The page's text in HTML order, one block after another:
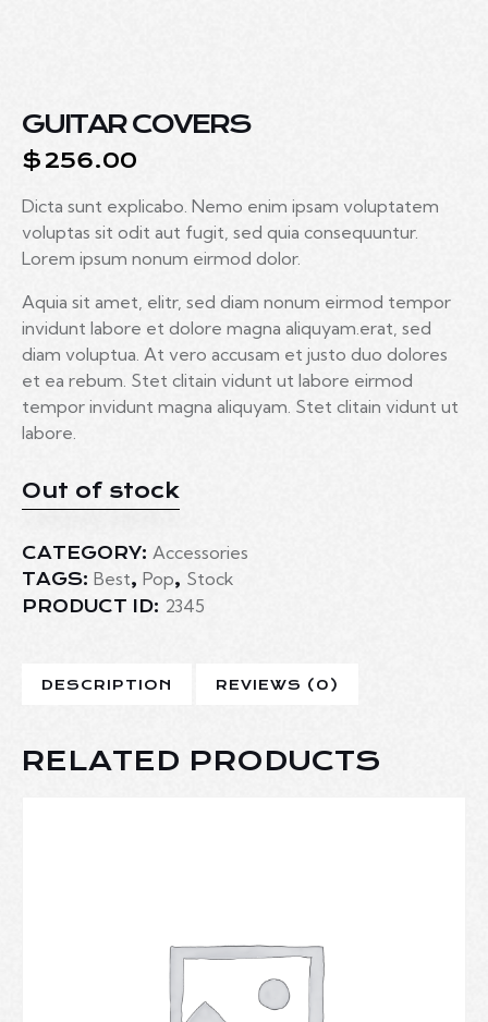
GUITAR COVERS
$256.00
Dicta sunt explicabo. Nemo enim ipsam voluptatem
voluptas sit odit aut fugit, sed quia consequuntur.
Lorem ipsum nonum eirmod dolor.
Aquia sit amet, elitr, sed diam nonum eirmod tempor
invidunt labore et dolore magna aliquyam.erat, sed
diam voluptua. At vero accusam et justo duo dolores
et ea rebum. Stet clitain vidunt ut labore eirmod
tempor invidunt magna aliquyam. Stet clitain vidunt ut
labore.
Out of stock
CATEGORY: Accessories
TAGS: Best, Pop, Stock
PRODUCT ID: 2345
DESCRIPTION REVIEWS (0)
RELATED PRODUCTS